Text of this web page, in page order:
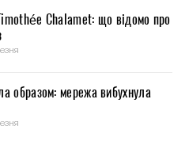
Chalamet: що відомо про
образом: мережа вибухнула